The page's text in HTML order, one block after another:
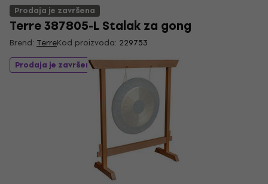
Prodaja je završena
Terre 387805-L Stalak za gong
Brend: TerreKod proizvoda: 229753
Prodaja je završena